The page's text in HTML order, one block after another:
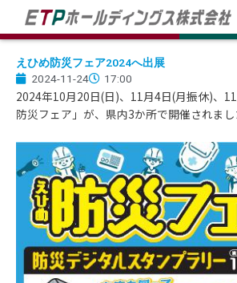
を
えひめ防災フェア2024へ出展
2024-11-24
17:00
2024年10月20日(日)、11月4日(月振休)、
防災フェア」が、県内3か所で開催されまし